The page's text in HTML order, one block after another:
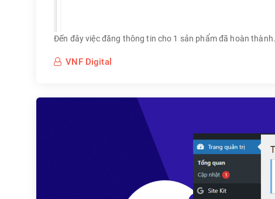
Đến đây việc đăng thông tin cho 1 sản phẩm đã hoàn thành.
VNF Digital